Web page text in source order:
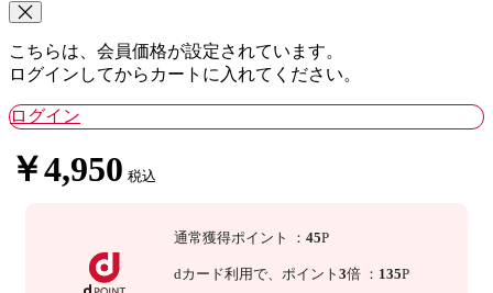
こちらは、会員価格が設定されています。
ログインしてからカートに入れてください。
ログイン
￥4,950 税込
通常獲得ポイント ： 45P
dカード利用で、 ポイント 3倍 ： 135P